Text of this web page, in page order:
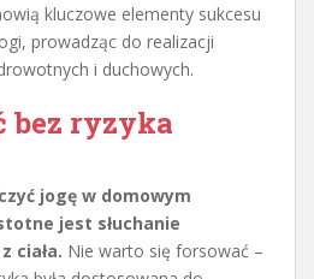
kluczowe elementy sukcesu
prowadząc do realizacji
i duchowych.
bez ryzyka
jogę w domowym
jest słuchanie
ciała. Nie warto się forsować –